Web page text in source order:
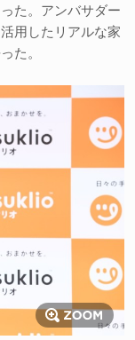
た。アンバサダー
用したリアルな家
た。